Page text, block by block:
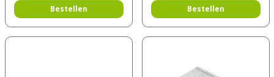
Bestellen Bestellen